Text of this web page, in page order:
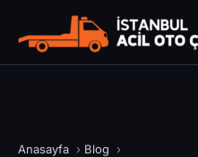
Anasayfa › Blog
›